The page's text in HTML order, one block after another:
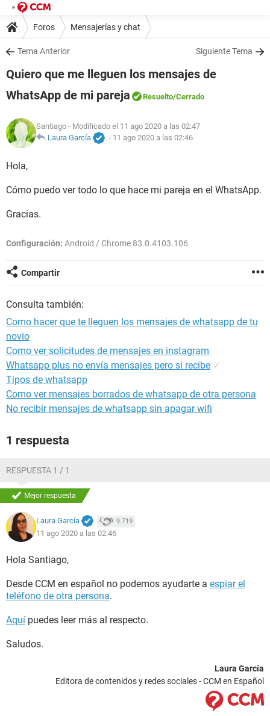
Foros Mensajerías y chat
Tema Anterior Siguiente Tema
Quiero que me lleguen los mensajes de
WhatsApp de mi pareja
Resuelto/Cerrado
Santiago - Modificado el 11 ago 2020 a las 02:47
Laura García
- 11 ago 2020 a las 02:46
Hola,
Cómo puedo ver todo lo que hace mi pareja en el WhatsApp.
Gracias.
Configuración: Android / Chrome 83.0.4103.106
Compartir
Consulta también:
Como hacer que te lleguen los mensajes de whatsapp de tu
novio
Como ver solicitudes de mensajes en instagram
Whatsapp plus no envía mensajes pero si recibe ✓
Tipos de whatsapp
Como ver mensajes borrados de whatsapp de otra persona
No recibir mensajes de whatsapp sin apagar wifi
1 respuesta
RESPUESTA 1 / 1
Mejor respuesta
Laura García 9.719
11 ago 2020 a las 02:46
Hola Santiago,
Desde CCM en español no podemos ayudarte a espiar el
teléfono de otra persona.
Aquí puedes leer más al respecto.
Saludos.
Laura García
Editora de contenidos y redes sociales - CCM en Español